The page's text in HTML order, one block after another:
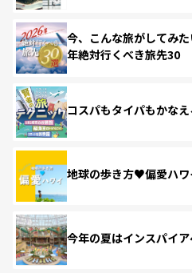
今、こんな旅がしてみ
年絶対行くべき旅先30
コスパもタイパもかな
地球の歩き方♥偏愛ハワ
今年の夏はインスパイア